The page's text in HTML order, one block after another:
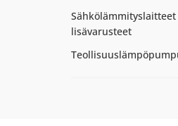
Sähkölämmityslaitteet
lisävarusteet